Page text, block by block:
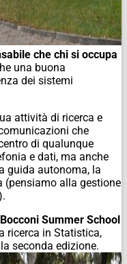
che chi si occupa
una buona
dei sistemi
attività di ricerca e
che
di qualunque
e dati, ma anche
guida autonoma, la
(pensiamo alla gestione
Summer School
ricerca in Statistica,
seconda edizione.